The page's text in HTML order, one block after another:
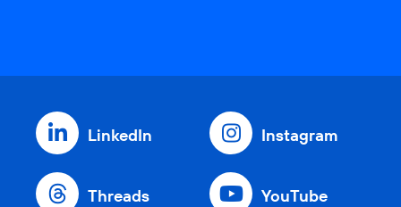
LinkedIn Instagram
Threads YouTube